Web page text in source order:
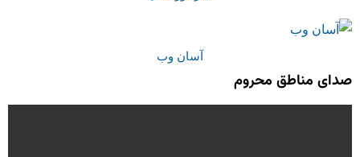
آسان وب
صدای مناطق محروم